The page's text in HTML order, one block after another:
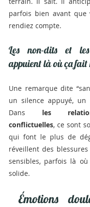
parfois bien avant que
rendiez compte.
Les non-dits et
appuient là où ça
Une remarque dite
un silence appuyé,
Dans les
conflictuelles, ce sont
qui font le plus de
réveillent des
sensibles, parfois là où
solide.